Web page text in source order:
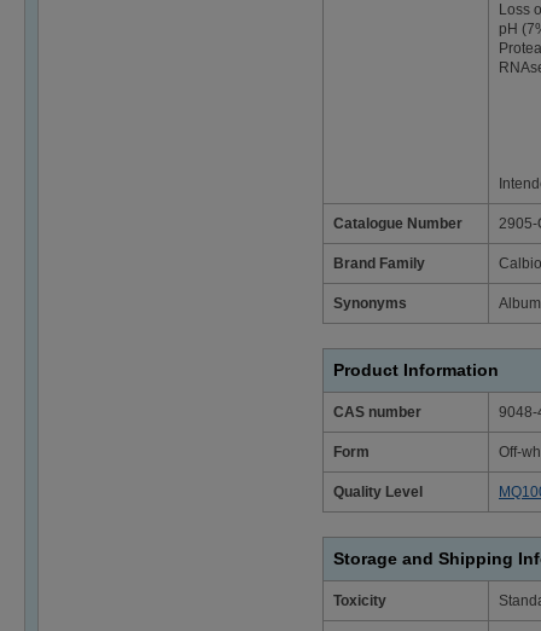
Loss
pH
Catalogue Number 2905-
Brand Family
Synonyms
Product Information
CAS number 9048-
Form Off-
Quality Level
Storage and Shipping
Toxicity